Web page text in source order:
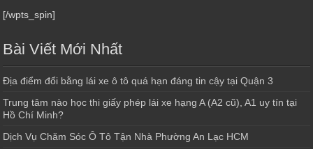
[/wpts_spin]
Bài Viết Mới Nhất
Địa điểm đổi bằng lái xe ô tô quá hạn đáng tin cậy tại Quận 3
Trung tâm nào học thi giấy phép lái xe hạng A (A2 cũ), A1 uy tín tại
Hồ Chí Minh?
Dịch Vụ Chăm Sóc Ô Tô Tận Nhà Phường An Lạc HCM